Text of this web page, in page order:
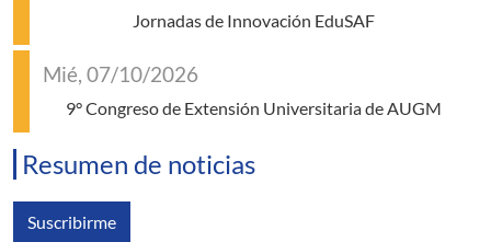
Jornadas de Innovación EduSAF
Mié, 07/10/2026
9° Congreso de Extensión Universitaria de AUGM
Resumen de noticias
Suscribirme